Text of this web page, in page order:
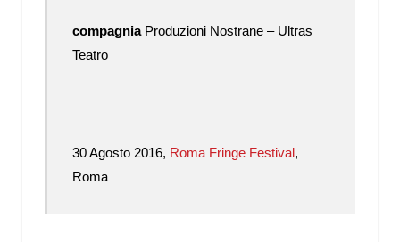
compagniaProduzioni Nostrane – Ultras
Teatro
30 Agosto 2016, Roma Fringe Festival,
Roma